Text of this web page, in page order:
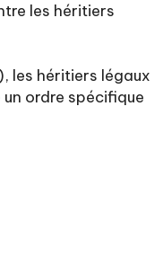
les héritiers
les héritiers légaux
ordre spécifique